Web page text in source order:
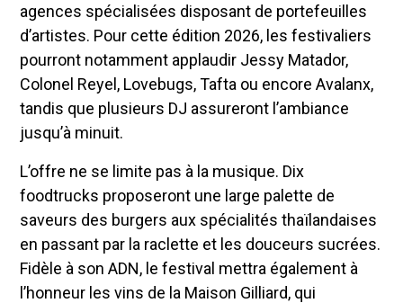
agences spécialisées disposant de portefeuilles
d’artistes. Pour cette édition 2026, les festivaliers
pourront notamment applaudir Jessy Matador,
Colonel Reyel, Lovebugs, Tafta ou encore Avalanx,
tandis que plusieurs DJ assureront l’ambiance
jusqu’à minuit.
L’offre ne se limite pas à la musique. Dix
foodtrucks proposeront une large palette de
saveurs des burgers aux spécialités thaïlandaises
en passant par la raclette et les douceurs sucrées.
Fidèle à son ADN, le festival mettra également à
l’honneur les vins de la Maison Gilliard, qui